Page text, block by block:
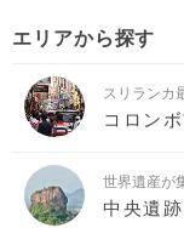
エリアから探す
スリランカ
コロン
世界遺産が
中央遺跡